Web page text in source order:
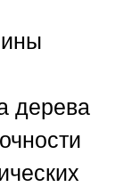
дерева